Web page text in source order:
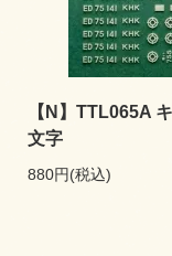
【N】TTL065A
文字
880円(税込)